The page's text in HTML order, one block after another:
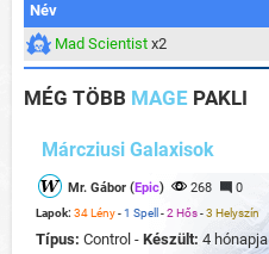
Név
Mad Scientist x2
MÉG TÖBB MAGE PAKLI
Márcziusi Galaxisok
Mr. Gábor (Epic) 268 0
Lapok: 34 Lény-1 Spell -2 Hős-3 Helyszín
Típus: Control - Készült: 4 hónapja